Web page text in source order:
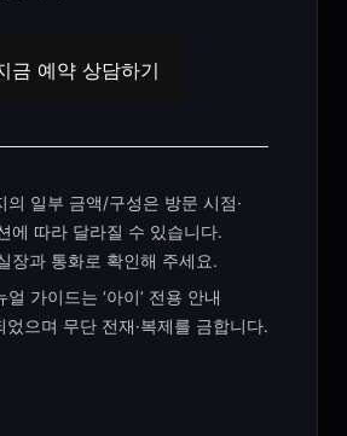
금 예약 상담하기
의 일부 금액/구성은 방문 시점·
에 따라 달라질 수 있습니다.
장과 통화로 확인해 주세요.
얼 가이드는 ‘아이’ 전용 안내
었으며 무단 전재·복제를 금합니다.